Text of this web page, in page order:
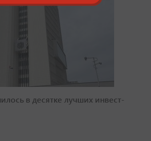
в десятке лучших инвест-